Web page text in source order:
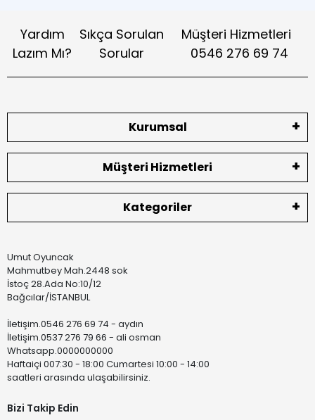
Yardım
Lazım Mı?
Sıkça Sorulan
Sorular
Müşteri Hizmetleri
0546 276 69 74
Kurumsal
Müşteri Hizmetleri
Kategoriler
Umut Oyuncak
Mahmutbey Mah.2448 sok
İstoç 28.Ada No:10/12
Bağcılar/İSTANBUL
İletişim.0546 276 69 74 - aydın
İletişim.0537 276 79 66 - ali osman
Whatsapp.0000000000
Haftaiçi 007:30 - 18:00 Cumartesi 10:00 - 14:00
saatleri arasında ulaşabilirsiniz.
Bizi Takip Edin